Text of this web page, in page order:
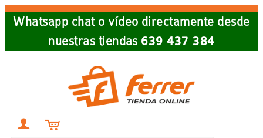
Skip
Whatsapp chat o vídeo directamente desde
nuestras tiendas 639 437 384
 